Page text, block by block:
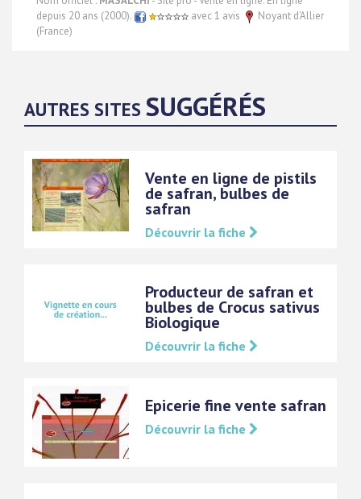
depuis 20 ans (2000).
avec 1 avis
Noyant d'Allier
(France)
AUTRES SITES SUGGÉRÉS
Vente en ligne de pistils
de safran, bulbes de
safran
Découvrir la fiche
Producteur de safran et
bulbes de Crocus sativus
Biologique
Découvrir la fiche
Epicerie fine vente safran
Découvrir la fiche